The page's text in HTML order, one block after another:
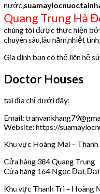
nước,
Quang Trung Hà
chúng tôi được thực hiện
chuyên sâu,lâu năm,nhiệt
Gia đình bạn có thể liên hệ
Doctor Houses
tại địa chỉ dưới đây:
Email:
Website: https://
Khu vực Hoàng Mai – Thanh
Cửa hàng 384 Quang Trung
Cửa hàng 164 Ngọc Đại,
Khu vực Thanh Trì – Hoàng